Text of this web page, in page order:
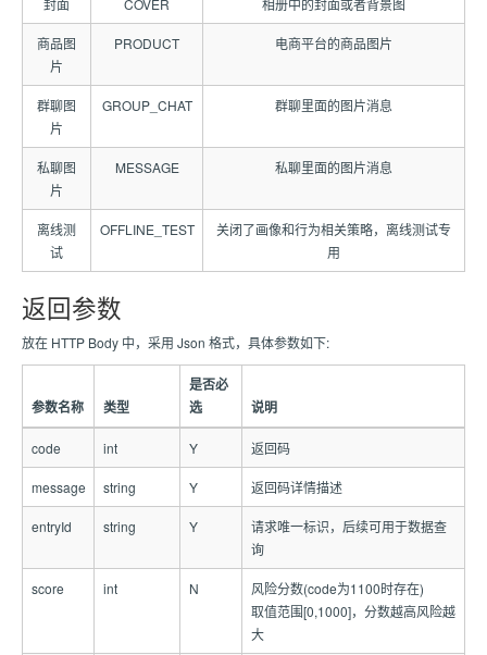
封面 COVER 相册中的封面或者背景图
商品图
片
PRODUCT 电商平台的商品图片
群聊图
片
GROUP_CHAT 群聊里面的图片消息
私聊图
片
MESSAGE 私聊里面的图片消息
离线测
试
OFFLINE_TEST
关闭了画像和行为相关策略，离线测试专
用
返回参数
放在 HTTP Body 中，采用 Json 格式，具体参数如下:
参数名称 类型
是否必
选
说明
code int Y 返回码
message string Y 返回码详情描述
entryId string Y
请求唯一标识，后续可用于数据查
询
score int N
风险分数(code为1100时存在)
取值范围[0,1000]，分数越高风险越
大